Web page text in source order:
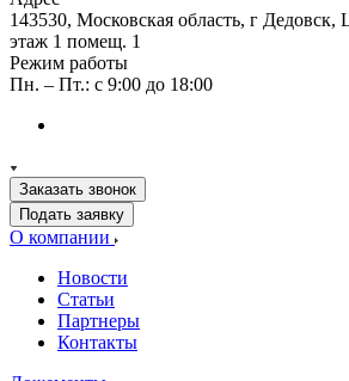
143530, Московская область, г Дедовск,
этаж 1 помещ. 1
Режим работы
Пн. – Пт.: с 9:00 до 18:00
Заказать звонок
Подать заявку
О компании
Новости
Статьи
Партнеры
Контакты